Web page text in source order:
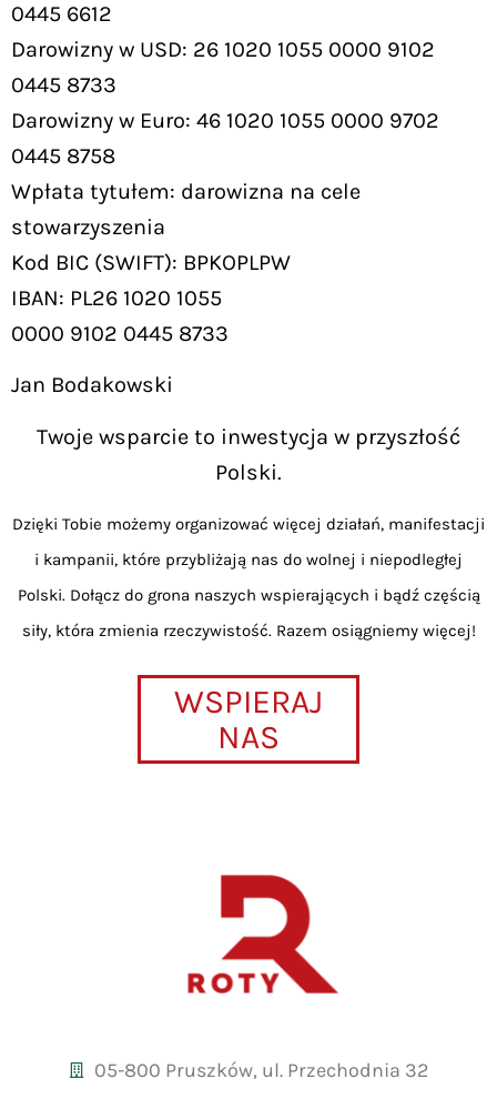
0445 6612
Darowizny w USD: 26 1020 1055 0000 9102
0445 8733
Darowizny w Euro: 46 1020 1055 0000 9702
0445 8758
Wpłata tytułem: darowizna na cele
stowarzyszenia
Kod BIC (SWIFT): BPKOPLPW
IBAN: PL26 1020 1055
0000 9102 0445 8733
Jan Bodakowski
Twoje wsparcie to inwestycja w przyszłość
Polski.
Dzięki Tobie możemy organizować więcej działań, manifestacji
i kampanii, które przybliżają nas do wolnej i niepodległej
Polski. Dołącz do grona naszych wspierających i bądź częścią
siły, która zmienia rzeczywistość. Razem osiągniemy więcej!
WSPIERAJ
NAS
05-800 Pruszków, ul. Przechodnia 32